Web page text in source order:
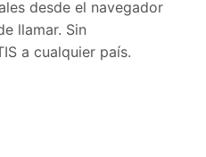
desde el navegador
llamar. Sin
a cualquier país.